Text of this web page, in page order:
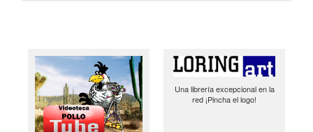
Una librería excepcional en la
red ¡Pincha el logo!